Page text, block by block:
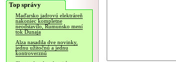
Top správy
Maďarsko jadrovú elektráreň
nakoniec kompletne
neodstavilo, Rumunsko mení
tok Dunaja
Alza nasadila dve novinky,
jednu užitočnú a jednu
kontroverznú